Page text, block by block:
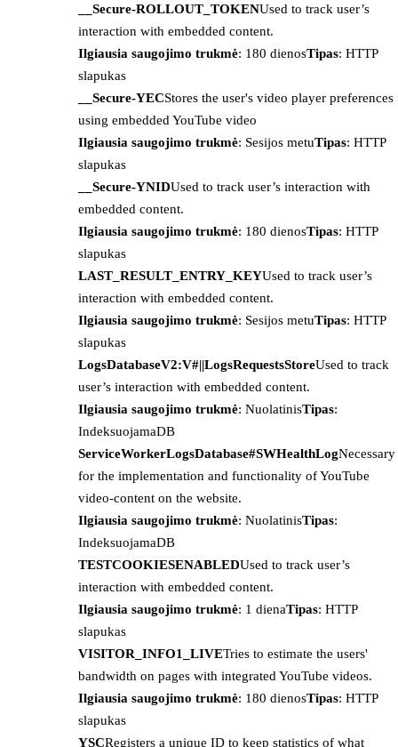
__Secure-ROLLOUT_TOKENUsed to track user’s
interaction with embedded content.
Ilgiausia saugojimo trukmė: 180 dienosTipas: HTTP
slapukas
__Secure-YECStores the user's video player preferences
using embedded YouTube video
Ilgiausia saugojimo trukmė: Sesijos metuTipas: HTTP
slapukas
__Secure-YNIDUsed to track user’s interaction with
embedded content.
Ilgiausia saugojimo trukmė: 180 dienosTipas: HTTP
slapukas
LAST_RESULT_ENTRY_KEYUsed to track user’s
interaction with embedded content.
Ilgiausia saugojimo trukmė: Sesijos metuTipas: HTTP
slapukas
LogsDatabaseV2:V#||LogsRequestsStoreUsed to track
user’s interaction with embedded content.
Ilgiausia saugojimo trukmė: NuolatinisTipas:
IndeksuojamaDB
ServiceWorkerLogsDatabase#SWHealthLogNecessary
for the implementation and functionality of YouTube
video-content on the website.
Ilgiausia saugojimo trukmė: NuolatinisTipas:
IndeksuojamaDB
TESTCOOKIESENABLEDUsed to track user’s
interaction with embedded content.
Ilgiausia saugojimo trukmė: 1 dienaTipas: HTTP
slapukas
VISITOR_INFO1_LIVETries to estimate the users'
bandwidth on pages with integrated YouTube videos.
Ilgiausia saugojimo trukmė: 180 dienosTipas: HTTP
slapukas
YSCRegisters a unique ID to keep statistics of what